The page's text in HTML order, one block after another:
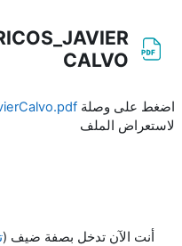
CALVO
اضغط على وصلة
لاستعراض الملف
أنت الآن تدخل بصفة ضيف (